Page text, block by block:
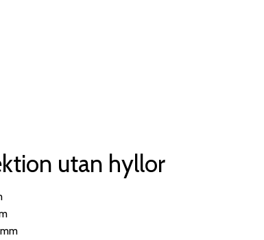
utan hyllor